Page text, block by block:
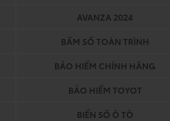
AVANZA 2024
BẤM SỐ TOÀN TRÌNH
BẢO HIỂM CHÍNH HÃNG
BẢO HIỂM TOYOT
BIỂN SỐ Ô TÔ